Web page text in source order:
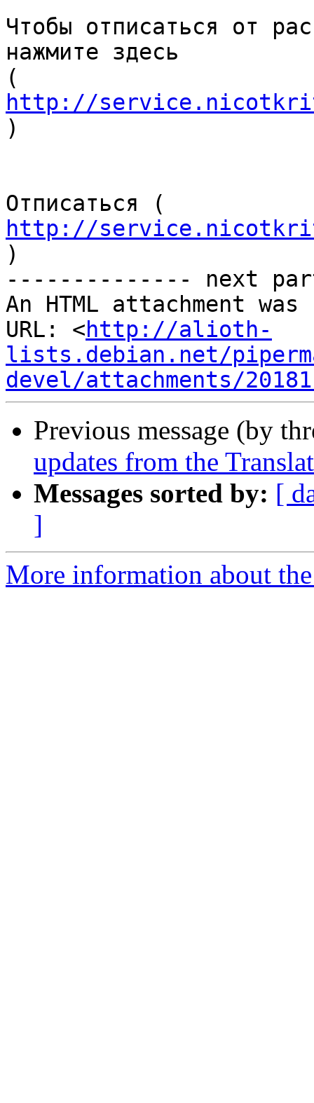
Чтобы отписаться от
нажмите здесь
http://
)
http://
)
-------------- next
An HTML attachment
URL: <http://alioth-
lists.debian.net/
devel/attachments/
Previous message (by
updates from the
Messages sorted by: [
]
More information about